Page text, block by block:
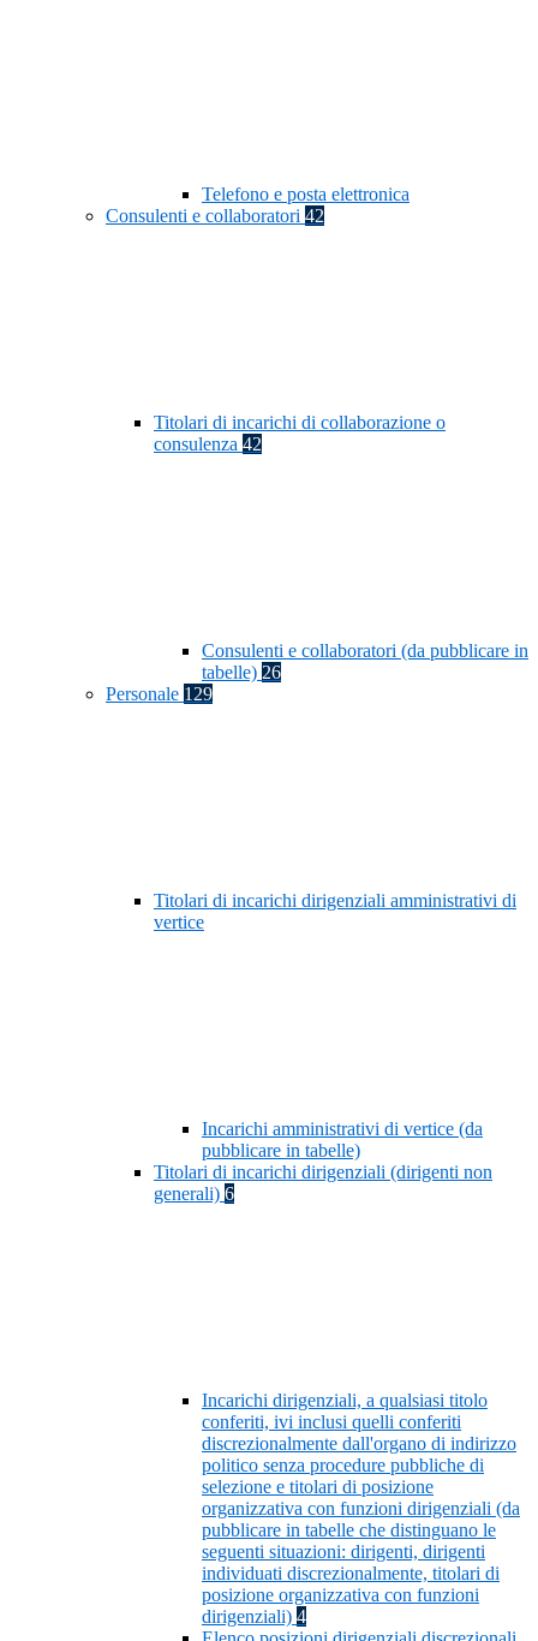
Telefono e posta elettronica
Consulenti e collaboratori 42
Titolari di incarichi di collaborazione o
consulenza 42
Consulenti e collaboratori (da pubblicare in
tabelle) 26
Personale 129
Titolari di incarichi dirigenziali amministrativi di
vertice
Incarichi amministrativi di vertice (da
pubblicare in tabelle)
Titolari di incarichi dirigenziali (dirigenti non
generali) 6
Incarichi dirigenziali, a qualsiasi titolo
conferiti, ivi inclusi quelli conferiti
discrezionalmente dall'organo di indirizzo
politico senza procedure pubbliche di
selezione e titolari di posizione
organizzativa con funzioni dirigenziali (da
pubblicare in tabelle che distinguano le
seguenti situazioni: dirigenti, dirigenti
individuati discrezionalmente, titolari di
posizione organizzativa con funzioni
dirigenziali) 4